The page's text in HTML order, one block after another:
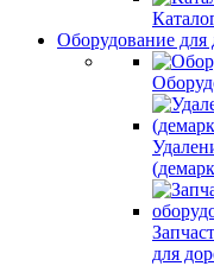
Оборудование для
для